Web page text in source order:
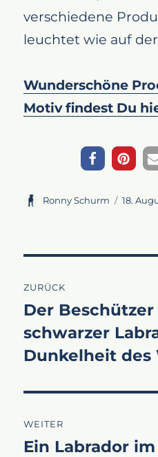
verschiedene
leuchtet wie auf
Wunderschöne
Motiv findest Du
Autor
Ronny Schurm 18.
ZURÜCK
Vorheriger
Beitrag:
Der
schwarzer
Dunkelheit des
WEITER
Nächster
Ein Labrador